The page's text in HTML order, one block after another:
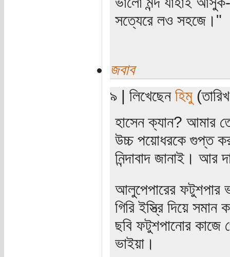
সত্যেরে লও সহজে।"
জবাব
৯ | লিখেছেন হিমু
হাসেন ক্যান? আমার
উচ্চ পয়োধরকে গুপ্ত
নিন্দাবাদ জানাই। আর
আলুপেপারের ফটুশপার
গিরি ইস্ত্রি দিয়ে
ছবি ফটুশপানোর কাজে
ভাইয়া।